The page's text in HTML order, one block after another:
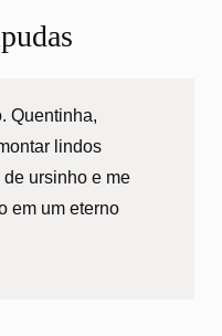
Quentinha,
lindos
de ursinho e me
em um eterno